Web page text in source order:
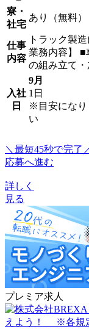
寮・
社宅
あり（無料）
仕事
内容
トラック製
業務内容】 ■
の組み立て
入社
日
9月
1日
※目安になり
い
＼最短45秒で完了
応募へ進む
詳しく
見る
プレミア求人